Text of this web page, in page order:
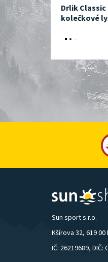
Drlik
kolečkové
Sun sport s.r.o.
Kšírova 32, 619 00
IČ: 26219689, DIČ: